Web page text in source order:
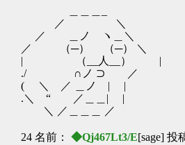
／ ＼ 自分の友
／ ＿ノ ヽ＿＼ 使っ
／ （─） （─） ＼
| （__人__） |
./ ∩ノ ⊃ ／
( ＼ ／ ＿ノ | |
.＼ “ ／＿＿| |
＼ ／＿＿＿ ／
24 名前： ◆Qj467Lt3/E[sage] 投